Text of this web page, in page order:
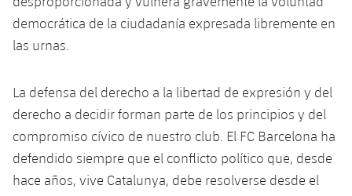
Palau Blaugrana
Barça Cafe
La Masia
plusicon
más
Servicios
plusicon
SUB10 A
SUB9 A
SUB9 B
SUB8 A
Clasificación
Jugadores
Historia
Palmarés
Cadete B
Infantil A
Infantil B
Calendario
Entradas
Resultados
Clasificaciones
Jugadores
Actualidad
Resultados
Clasificaciones
Jugadores
Base
plusicon
más
Juvenil
Cadete A
Cadete B
Primer equipo
plusicon
más
Calendario
Barça Atlètic
plusicon
más
Actualidad
democrática de la ciudadanía expresada libremente en
las urnas.
La defensa del derecho a la libertad de expresión y del
derecho a decidir forman parte de los principios y del
compromiso cívico de nuestro club. El FC Barcelona ha
defendido siempre que el conflicto político que, desde
hace años, vive Catalunya, debe resolverse desde el